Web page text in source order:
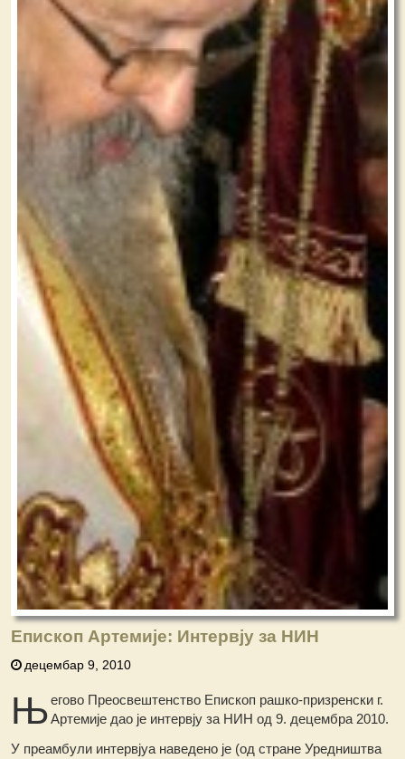
Епископ Артемије: Интервју за НИН
децембар 9, 2010
Његово Преосвештенство Епископ рашко-призренски г.
Артемије дао је интервју за НИН од 9. децембра 2010.
У преамбули интервјуа наведено је (од стране Уредништва